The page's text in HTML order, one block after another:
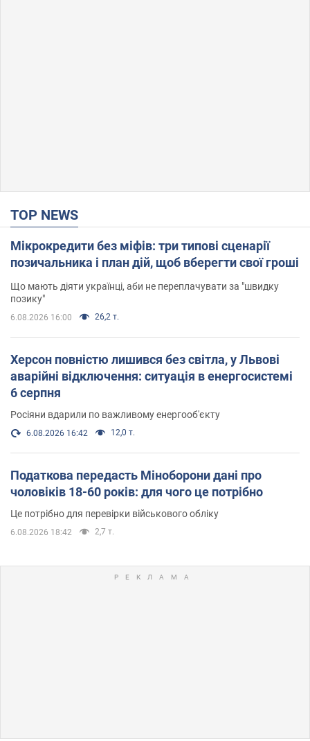
TOP NEWS
Мікрокредити без міфів: три типові сценарії
позичальника і план дій, щоб вберегти свої гроші
Що мають діяти українці, аби не переплачувати за "швидку
позику"
6.08.2026 16:00 26,2 т.
Херсон повністю лишився без світла, у Львові
аварійні відключення: ситуація в енергосистемі
6 серпня
Росіяни вдарили по важливому енергооб'єкту
6.08.2026 16:42 12,0 т.
Податкова передасть Міноборони дані про
чоловіків 18-60 років: для чого це потрібно
Це потрібно для перевірки військового обліку
6.08.2026 18:42 2,7 т.